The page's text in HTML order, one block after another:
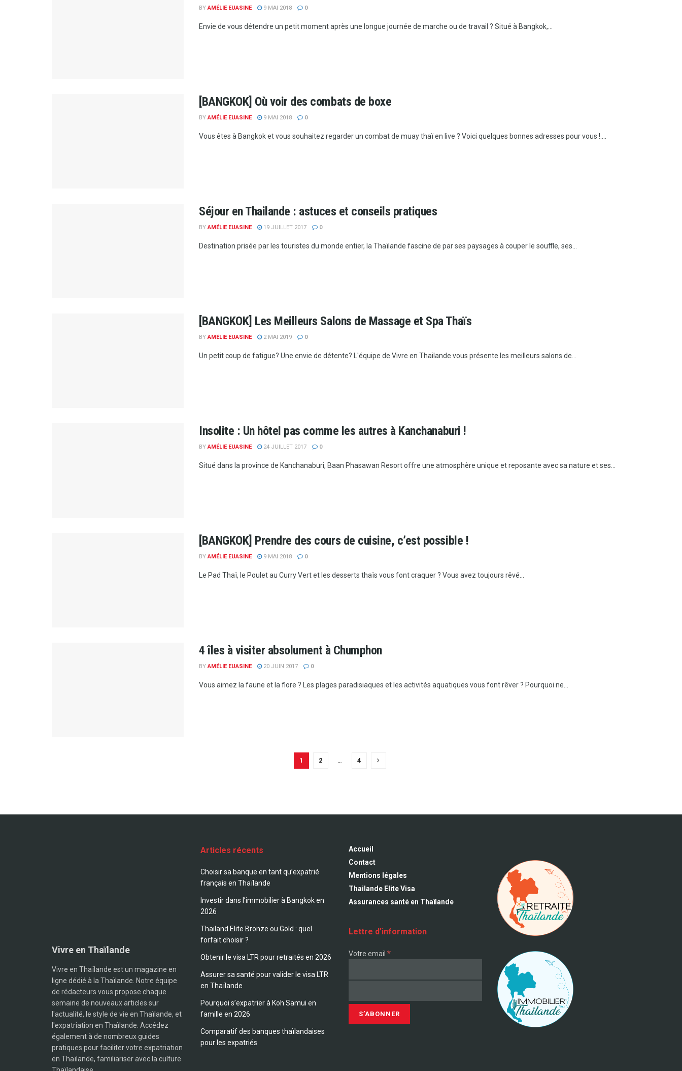
BY AMÉLIE EUASINE 9 MAI 2018 0
Envie de vous détendre un petit moment après une longue journée de marche ou de travail ? Situé à Bangkok,...
[BANGKOK] Où voir des combats de boxe
BY AMÉLIE EUASINE 9 MAI 2018 0
Vous êtes à Bangkok et vous souhaitez regarder un combat de muay thaï en live ? Voici quelques bonnes adresses pour vous !....
Séjour en Thailande : astuces et conseils pratiques
BY AMÉLIE EUASINE 19 JUILLET 2017 0
Destination prisée par les touristes du monde entier, la Thaïlande fascine de par ses paysages à couper le souffle, ses...
[BANGKOK] Les Meilleurs Salons de Massage et Spa Thaïs
BY AMÉLIE EUASINE 2 MAI 2019 0
Un petit coup de fatigue? Une envie de détente? L'équipe de Vivre en Thailande vous présente les meilleurs salons de...
Insolite : Un hôtel pas comme les autres à Kanchanaburi !
BY AMÉLIE EUASINE 24 JUILLET 2017 0
Situé dans la province de Kanchanaburi, Baan Phasawan Resort offre une atmosphère unique et reposante avec sa nature et ses...
[BANGKOK] Prendre des cours de cuisine, c’est possible !
BY AMÉLIE EUASINE 9 MAI 2018 0
Le Pad Thaï, le Poulet au Curry Vert et les desserts thaïs vous font craquer ? Vous avez toujours rêvé...
4 îles à visiter absolument à Chumphon
BY AMÉLIE EUASINE 20 JUIN 2017 0
Vous aimez la faune et la flore ? Les plages paradisiaques et les activités aquatiques vous font rêver ? Pourquoi ne...
1 2 4
Vivre en Thaïlande
Vivre en Thaïlande est un magazine en
ligne dédié à la Thaïlande. Notre équipe
de rédacteurs vous propose chaque
semaine de nouveaux articles sur
l'actualité, le style de vie en Thaïlande, et
l'expatriation en Thaïlande. Accédez
également à de nombreux guides
pratiques pour faciliter votre expatriation
en Thaïlande, familiariser avec la culture
Articles récents
Choisir sa banque en tant qu’expatrié
français en Thaïlande
Investir dans l’immobilier à Bangkok en
2026
Thailand Elite Bronze ou Gold : quel
forfait choisir ?
Obtenir le visa LTR pour retraités en 2026
Assurer sa santé pour valider le visa LTR
en Thaïlande
Pourquoi s’expatrier à Koh Samui en
famille en 2026
Comparatif des banques thaïlandaises
pour les expatriés
Accueil
Contact
Mentions légales
Thailande Elite Visa
Assurances santé en Thaïlande
Lettre d’information
Votre email *